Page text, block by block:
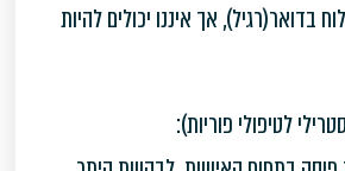
בדואר(רגיל), אך איננו יכולים להיות
לטיפולי פוריות):